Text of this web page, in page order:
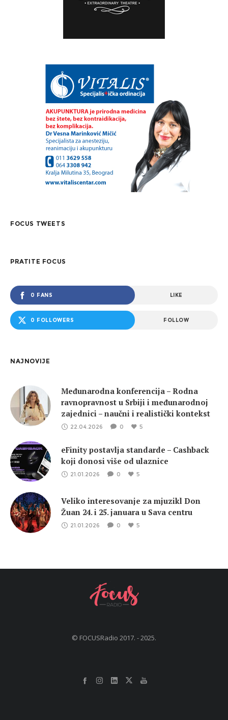
FOCUS TWEETS
PRATITE FOCUS
0 FANS LIKE
0 FOLLOWERS FOLLOW
NAJNOVIJE
Međunarodna konferencija – Rodna
ravnopravnost u Srbiji i međunarodnoj
zajednici – naučni i realistički kontekst
22.04.2026 0 5
eFinity postavlja standarde – Cashback
koji donosi više od ulaznice
21.01.2026 0 5
Veliko interesovanje za mjuzikl Don
Žuan 24. i 25. januara u Sava centru
21.01.2026 0 5
© FOCUSRadio 2017. - 2025.